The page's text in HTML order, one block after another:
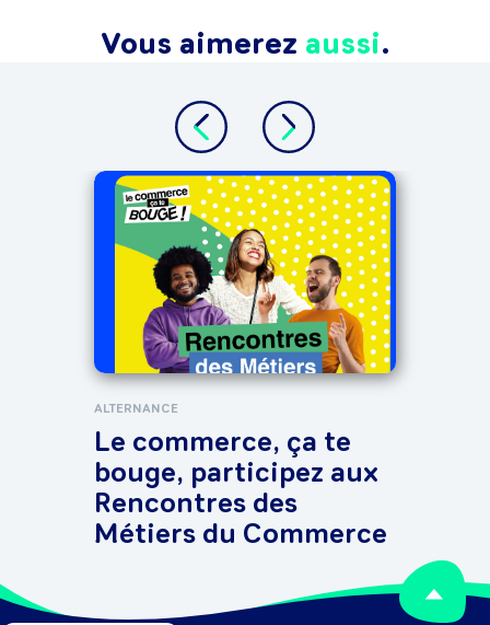
Vous aimerez aussi.
ALTERNANCE
Le commerce, ça te
bouge, participez aux
Rencontres des
Métiers du Commerce